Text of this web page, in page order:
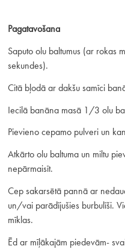
Pagatavošana
Saputo olu baltumus (ar rokas
sekundes).
Citā bļodā ar dakšu samīci
Iecilā banāna masā 1/3 olu
Pievieno cepamo pulveri un
Atkārto olu baltuma un miltu
nepārmaisīt.
Cep sakarsētā pannā ar
un/vai parādījušies burbulīši.
mīklas.
Ēd ar mīļākajām piedevām-